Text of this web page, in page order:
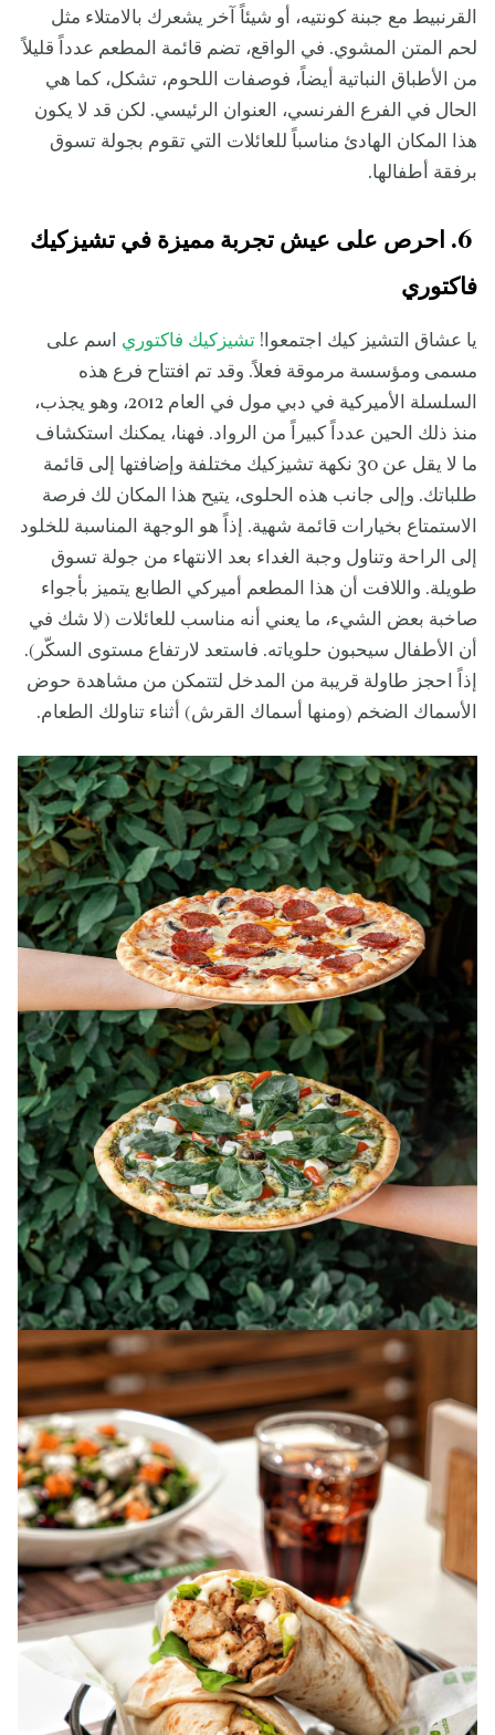
القرنبيط مع جبنة كونتيه، أو شيئاً آخر يشعرك بالامتلاء مثل
لحم المتن المشوي. في الواقع، تضم قائمة المطعم عدداً قليلاً
من الأطباق النباتية أيضاً، فوصفات اللحوم، تشكل، كما هي
الحال في الفرع الفرنسي، العنوان الرئيسي. لكن قد لا يكون
هذا المكان الهادئ مناسباً للعائلات التي تقوم بجولة تسوق
برفقة أطفالها.
6. احرص على عيش تجربة مميزة في تشيزكيك
فاكتوري
يا عشاق التشيز كيك اجتمعوا! تشيزكيك فاكتوري اسم على
مسمى ومؤسسة مرموقة فعلاً. وقد تم افتتاح فرع هذه
السلسلة الأميركية في دبي مول في العام 2012، وهو يجذب،
منذ ذلك الحين عدداً كبيراً من الرواد. فهنا، يمكنك استكشاف
ما لا يقل عن 30 نكهة تشيزكيك مختلفة وإضافتها إلى قائمة
طلباتك. وإلى جانب هذه الحلوى، يتيح هذا المكان لك فرصة
الاستمتاع بخيارات قائمة شهية. إذاً هو الوجهة المناسبة للخلود
إلى الراحة وتناول وجبة الغداء بعد الانتهاء من جولة تسوق
طويلة. واللافت أن هذا المطعم أميركي الطابع يتميز بأجواء
صاخبة بعض الشيء، ما يعني أنه مناسب للعائلات (لا شك في
أن الأطفال سيحبون حلوياته. فاستعد لارتفاع مستوى السكّر).
إذاً احجز طاولة قريبة من المدخل لتتمكن من مشاهدة حوض
الأسماك الضخم (ومنها أسماك القرش) أثناء تناولك الطعام.